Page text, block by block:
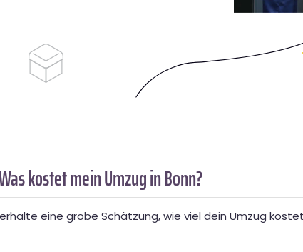
kostet mein Umzug in Bonn?
eine grobe Schätzung, wie viel dein Umzug